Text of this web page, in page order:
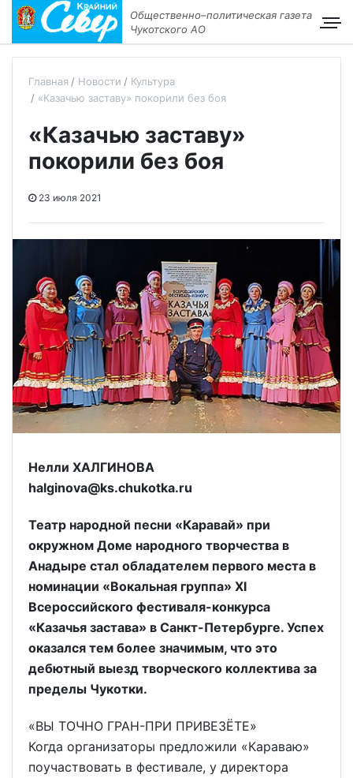
Общественно–политическая газета
Чукотского АО
Главная Новости
Культура
«Казачью заставу» покорили без боя
«Казачью заставу»
покорили без боя
23 июля 2021
Нелли ХАЛГИНОВА
halginova@ks.chukotka.ru
Театр народной песни «Каравай» при
окружном Доме народного творчества в
Анадыре стал обладателем первого места в
номинации «Вокальная группа» XI
Всероссийского фестиваля-конкурса
«Казачья застава» в Санкт-Петербурге. Успех
оказался тем более значимым, что это
дебютный выезд творческого коллектива за
пределы Чукотки.
«ВЫ ТОЧНО ГРАН-ПРИ ПРИВЕЗЁТЕ»
Когда организаторы предложили «Караваю»
поучаствовать в фестивале, у директора